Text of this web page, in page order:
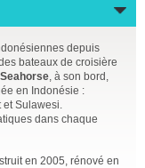
depuis
bateaux de croisière
Seahorse, à son bord,
en Indonésie :
et Sulawesi.
dans chaque
en 2005, rénové en